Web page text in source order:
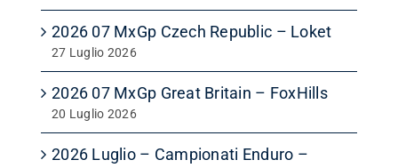
2026 07 MxGp Czech Republic – Loket
27 Luglio 2026
2026 07 MxGp Great Britain – FoxHills
20 Luglio 2026
2026 Luglio – Campionati Enduro –